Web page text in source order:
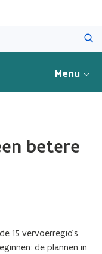
Menu
betere
15 vervoerregio’s
de plannen in